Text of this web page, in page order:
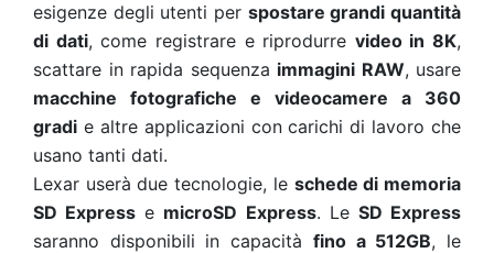
esigenze degli utenti per spostare grandi quantità
di dati, come registrare e riprodurre video in 8K,
scattare in rapida sequenza immagini RAW, usare
macchine fotografiche e videocamere a 360
gradi e altre applicazioni con carichi di lavoro che
usano tanti dati.
Lexar userà due tecnologie, le schede di memoria
SD Express e microSD Express. Le SD Express
saranno disponibili in capacità fino a 512GB, le